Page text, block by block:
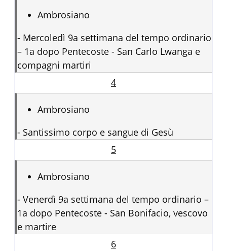
Ambrosiano
- Mercoledì 9a settimana del tempo ordinario
– 1a dopo Pentecoste - San Carlo Lwanga e
compagni martiri
4
Ambrosiano
- Santissimo corpo e sangue di Gesù
5
Ambrosiano
- Venerdì 9a settimana del tempo ordinario –
1a dopo Pentecoste - San Bonifacio, vescovo
e martire
6